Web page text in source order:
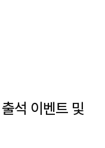
석 이벤트 및